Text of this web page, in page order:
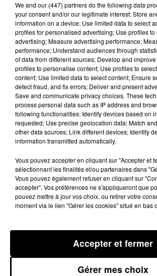
Et pourtant les toulousains n'étaient
seul point à la mi-temps 19 à 18.
Un match qui est resté trés serré. Ce
toulousains qui étaient en tête
minute. Mais c'est là que ça a
recolle au score et gardera
de la rencontre et finit par s'imposer
belle performance du toulousain
marqué 8 buts pendant le match.
Prochain match pour eux ce sera
sports de Compans en EHF face à
Winterthur ce Mardi 1er Mars à
pour les 8èmes de finale.
Ce n'est pas une raison pour ne pas
We and our (447) partnersdo the following data
your consent and/or our legitimate interest: Store
information on a device; Use limited data to select
profiles for personalised advertising; Use profiles
advertising; Measure advertising performance;
performance; Understand audiences through
of data from different sources; Develop and
profiles to personalise content; Use profiles to
content; Use limited data to select content; Ensure
detect fraud, and fix errors; Deliver and present
Save and communicate privacy choices. These
process personal data such as IP address and
following functionalities: Identify devices based on
requested; Use precise geolocation data; Match
other data sources; Link different devices; Identify
information transmitted automatically.
Vous pouvez accepter en cliquant sur "Accepter et
sélectionnant les finalités et/ou partenaires dans
Vous pouvez également refuser en cliquant sur
accepter". Vos préférences ne s'appliqueront que
pouvez mettre à jour vos choix, ou retirer votre
moment via le lien "Gérer les cookies" situé en bas
Gérer mes choix
Accepter et fermer